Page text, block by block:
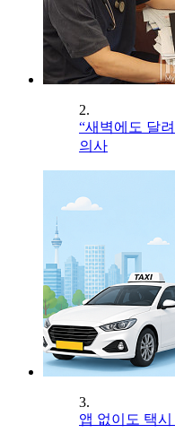
2.
“새벽에도 달
의사
3.
앱 없이도 택